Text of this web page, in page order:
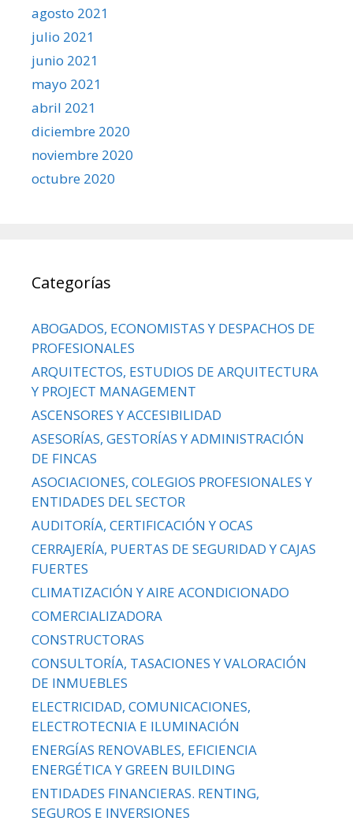
agosto 2021
julio 2021
junio 2021
mayo 2021
abril 2021
diciembre 2020
noviembre 2020
octubre 2020
Categorías
ABOGADOS, ECONOMISTAS Y DESPACHOS DE
PROFESIONALES
ARQUITECTOS, ESTUDIOS DE ARQUITECTURA
Y PROJECT MANAGEMENT
ASCENSORES Y ACCESIBILIDAD
ASESORÍAS, GESTORÍAS Y ADMINISTRACIÓN
DE FINCAS
ASOCIACIONES, COLEGIOS PROFESIONALES Y
ENTIDADES DEL SECTOR
AUDITORÍA, CERTIFICACIÓN Y OCAS
CERRAJERÍA, PUERTAS DE SEGURIDAD Y CAJAS
FUERTES
CLIMATIZACIÓN Y AIRE ACONDICIONADO
COMERCIALIZADORA
CONSTRUCTORAS
CONSULTORÍA, TASACIONES Y VALORACIÓN
DE INMUEBLES
ELECTRICIDAD, COMUNICACIONES,
ELECTROTECNIA E ILUMINACIÓN
ENERGÍAS RENOVABLES, EFICIENCIA
ENERGÉTICA Y GREEN BUILDING
ENTIDADES FINANCIERAS. RENTING,
SEGUROS E INVERSIONES